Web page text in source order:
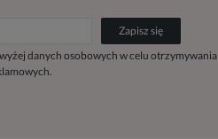
Zapisz się
danych osobowych w celu otrzymywania